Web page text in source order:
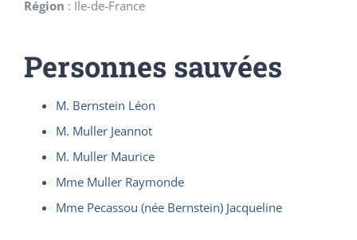
Région : Ile-de-France
Personnes sauvées
M. Bernstein Léon
M. Muller Jeannot
M. Muller Maurice
Mme Muller Raymonde
Mme Pecassou (née Bernstein) Jacqueline